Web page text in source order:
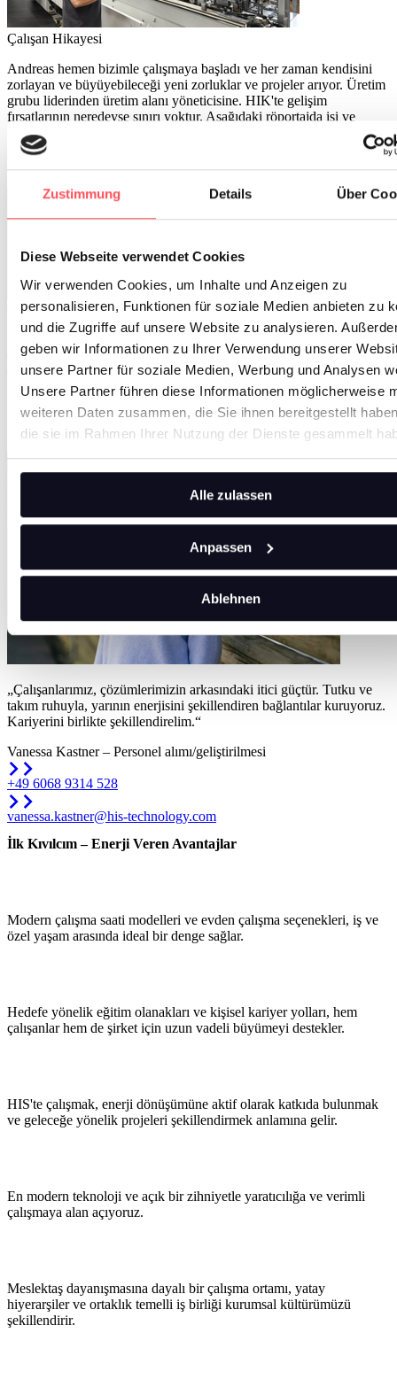
Zustimmung Details Über
Diese Webseite verwendet Cookies
Wir verwenden Cookies, um Inhalte und Anzeigen zu
personalisieren, Funktionen für soziale Medien anbieten zu
und die Zugriffe auf unsere Website zu analysieren.
geben wir Informationen zu Ihrer Verwendung unserer
unsere Partner für soziale Medien, Werbung und Analysen
Unsere Partner führen diese Informationen möglicherweise
weiteren Daten zusammen, die Sie ihnen bereitgestellt
die sie im Rahmen Ihrer Nutzung der Dienste gesammelt
Alle zulassen
Anpassen
Ablehnen
Çalışan Hikayesi
Andreas hemen bizimle çalışmaya başladı ve her zaman kendisini
zorlayan ve büyüyebileceği yeni zorluklar ve projeler arıyor. Üretim
grubu liderinden üretim alanı yöneticisine. HIK'te gelişim
fırsatlarının neredeyse sınırı yoktur. Aşağıdaki röportajda işi ve
işvereni hakkında ne düşündüğünü öğrenebilirsiniz!
Çalışan Hikayesi
Eğitimden doğrudan profesyonel hayata: Dennis, eğitimini HIK
GmbH'de BT uzmanı olarak tamamladı - ardından kaldı ve BT
departmanımızı desteklemeye devam ediyor. Bununla ilgili daha
fazla bilgiyi röportajda bulabilirsiniz.
Daha fazla bilgi edin
„Çalışanlarımız, çözümlerimizin arkasındaki itici güçtür. Tutku ve
takım ruhuyla, yarının enerjisini şekillendiren bağlantılar kuruyoruz.
Kariyerini birlikte şekillendirelim.“
Vanessa Kastner– Personel alımı/geliştirilmesi
+49 6068 9314 528
vanessa.kastner@his-technology.com
İlk Kıvılcım – Enerji Veren Avantajlar
Modern çalışma saati modelleri ve evden çalışma seçenekleri, iş ve
özel yaşam arasında ideal bir denge sağlar.
Hedefe yönelik eğitim olanakları ve kişisel kariyer yolları, hem
çalışanlar hem de şirket için uzun vadeli büyümeyi destekler.
HIS'te çalışmak, enerji dönüşümüne aktif olarak katkıda bulunmak
ve geleceğe yönelik projeleri şekillendirmek anlamına gelir.
En modern teknoloji ve açık bir zihniyetle yaratıcılığa ve verimli
çalışmaya alan açıyoruz.
Meslektaş dayanışmasına dayalı bir çalışma ortamı, yatay
hiyerarşiler ve ortaklık temelli iş birliği kurumsal kültürümüzü
şekillendirir.